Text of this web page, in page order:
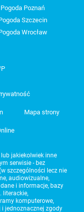
Pogoda Poznań
Szczecin
Wrocław
Mapa strony
jakiekolwiek inne
serwisie - bez
szczególności lecz nie
audiowizualne,
i informacje, bazy
literackie,
komputerowe,
jednoznacznej zgody